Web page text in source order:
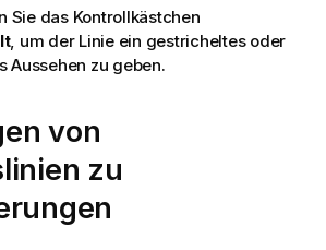
Sie das Kontrollkästchen
, um der Linie ein gestricheltes oder
Aussehen zu geben.
von
zu